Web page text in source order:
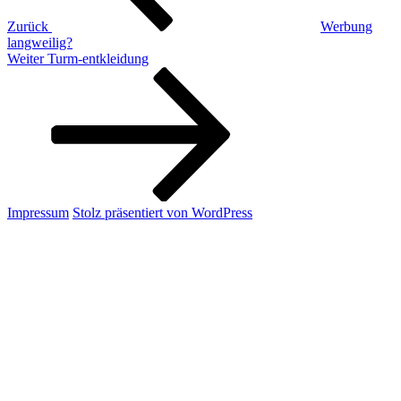
Zurück
Werbung
langweilig?
Nächster
Weiter Turm-entkleidung
Impressum Stolz präsentiert von WordPress